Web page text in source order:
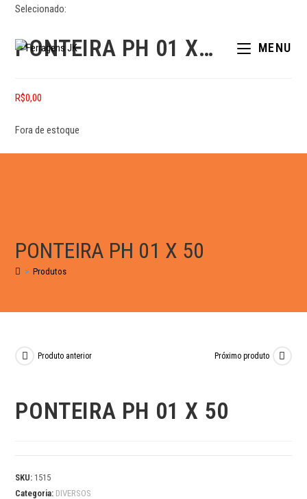
MENU
Selecionado:
PONTEIRA PH 01 X…
R$0,00
Fora de estoque
PONTEIRA PH 01 X 50
> Produtos
Produto anterior Próximo produto
PONTEIRA PH 01 X 50
SKU: 1515
Categoria: DIVERSOS